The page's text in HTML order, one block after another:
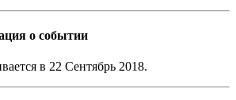
о событии
в 22 Сентябрь 2018.